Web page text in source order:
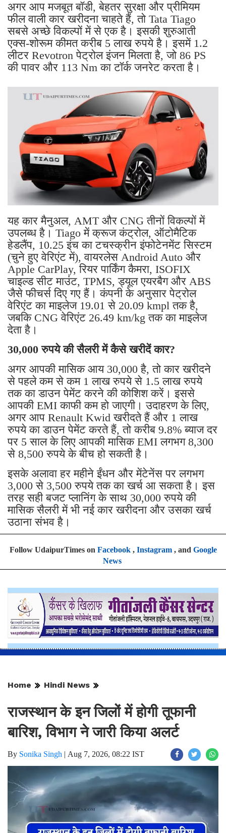
अगर आप मजबूत बॉडी, बेहतर सुरक्षा और प्रीमियम
फील वाली कार खरीदना चाहते हैं, तो Tata Tiago
सबसे अच्छे विकल्पों में से एक है। इसकी शुरुआती
एक्स-शोरूम कीमत करीब 5 लाख रुपये है। इसमें 1.2
लीटर Revotron पेट्रोल इंजन मिलता है, जो 86 PS
की पावर और 113 Nm का टॉर्क जनरेट करता है।
यह कार मैनुअल, AMT और CNG तीनों विकल्पों में
उपलब्ध है। Tiago में क्रूज कंट्रोल, ऑटोमैटिक
हेडलैंप, 10.25 इंच का टचस्क्रीन इंफोटेनमेंट सिस्टम
(चुने हुए वेरिएंट में), वायरलेस Android Auto और
Apple CarPlay, रियर पार्किंग कैमरा, ISOFIX
चाइल्ड सीट माउंट, TPMS, ड्यूल एयरबैग और ABS
जैसे फीचर्स दिए गए हैं। कंपनी के अनुसार पेट्रोल
वेरिएंट का माइलेज 19.01 से 20.09 kmpl तक है,
जबकि CNG वेरिएंट 26.49 km/kg तक का माइलेज
देता है।
30,000 रुपये की सैलरी में कैसे खरीदें कार?
अगर आपकी मासिक आय 30,000 है, तो कार खरीदने
से पहले कम से कम 1 लाख रुपये से 1.5 लाख रुपये
तक का डाउन पेमेंट करने की कोशिश करें। इससे
आपकी EMI काफी कम हो जाएगी। उदाहरण के लिए,
अगर आप Renault Kwid खरीदते हैं और 1 लाख
रुपये का डाउन पेमेंट करते हैं, तो करीब 9.8% ब्याज दर
पर 5 साल के लिए आपकी मासिक EMI लगभग 8,300
से 8,500 रुपये के बीच हो सकती है।
इसके अलावा हर महीने ईंधन और मेंटेनेंस पर लगभग
3,000 से 3,500 रुपये तक का खर्च आ सकता है। इस
तरह सही बजट प्लानिंग के साथ 30,000 रुपये की
मासिक सैलरी में भी नई कार खरीदना और उसका खर्च
उठाना संभव है।
Follow UdaipurTimes on Facebook, Instagram, and Google
News
Home Hindi News
राजस्थान के इन जिलों में होगी तूफानी
बारिश, विभाग ने जारी किया अलर्ट
By Sonika Singh Aug 7, 2026, 08:22 IST